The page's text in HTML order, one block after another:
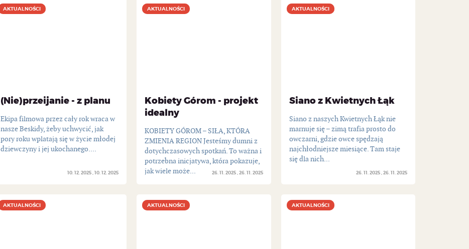
(Nie)przeijanie - z planu
AKTUALNOŚCI
10. 12. 2025 10. 12. 2025
Ekipa filmowa przez cały rok wraca w
nasze Beskidy, żeby uchwycić, jak
pory roku wplatają się w życie młodej
dziewczyny i jej ukochanego....
AKTUALNOŚCI
Kobiety Górom - projekt
idealny
AKTUALNOŚCI
26. 11. 2025 26. 11. 2025
KOBIETY GÓROM – SIŁA, KTÓRA
ZMIENIA REGION Jesteśmy dumni z
dotychczasowych spotkań. To ważna i
potrzebna inicjatywa, która pokazuje,
jak wiele może...
AKTUALNOŚCI
Siano z Kwietnych Łąk
AKTUALNOŚCI
26. 11. 2025 26. 11. 2025
Siano z naszych Kwietnych Łąk nie
marnuje się – zimą trafia prosto do
owczarni, gdzie owce spędzają
najchłodniejsze miesiące. Tam staje
się dla nich...
AKTUALNOŚCI
AKTUALNOŚCI
AKTUALNOŚCI AKTUALNOŚCI
AKTUALNOŚCI AKTUALNOŚCI
AKTUALNOŚCI